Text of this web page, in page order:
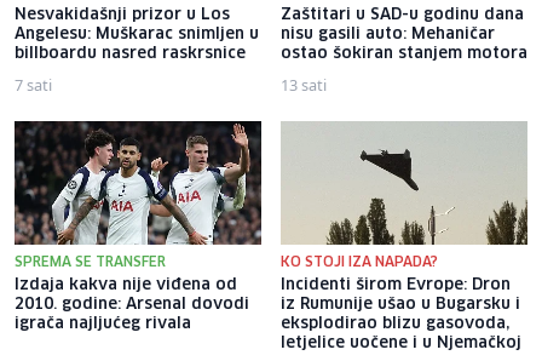
Nesvakidašnji prizor u Los
Angelesu: Muškarac snimljen u
billboardu nasred raskrsnice
7 sati
Zaštitari u SAD-u godinu dana
nisu gasili auto: Mehaničar
ostao šokiran stanjem motora
13 sati
SPREMA SE TRANSFER
Izdaja kakva nije viđena od
2010. godine: Arsenal dovodi
igrača najljućeg rivala
KO STOJI IZA NAPADA?
Incidenti širom Evrope: Dron
iz Rumunije ušao u Bugarsku i
eksplodirao blizu gasovoda,
letjelice uočene i u Njemačkoj